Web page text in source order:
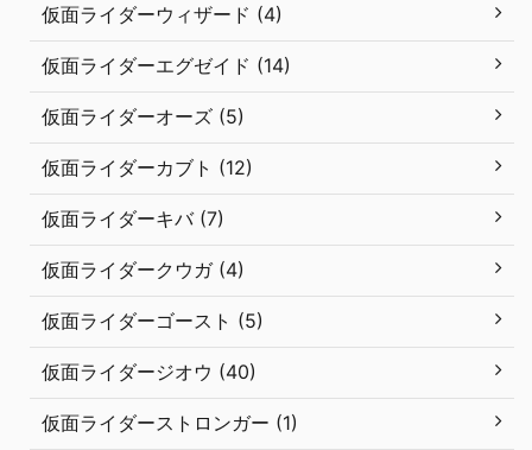
仮面ライダーウィザード (4)
仮面ライダーエグゼイド (14)
仮面ライダーオーズ (5)
仮面ライダーカブト (12)
仮面ライダーキバ (7)
仮面ライダークウガ (4)
仮面ライダーゴースト (5)
仮面ライダージオウ (40)
仮面ライダーストロンガー (1)